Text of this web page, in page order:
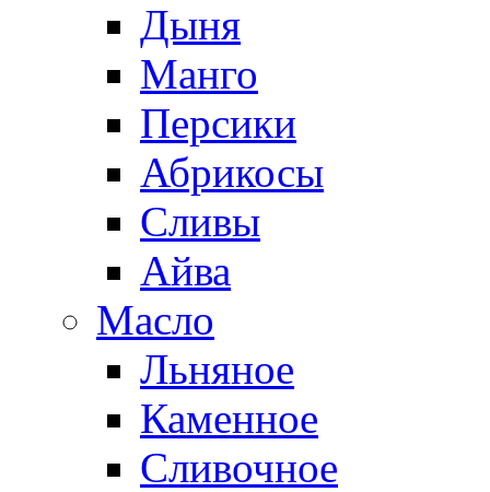
Дыня
Манго
Персики
Абрикосы
Сливы
Айва
Масло
Льняное
Каменное
Сливочное